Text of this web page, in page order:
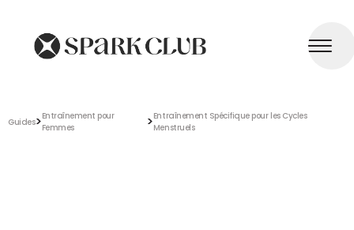
Guides>Entraînement pour
Femmes
>Entraînement Spécifique pour les Cycles
Menstruels